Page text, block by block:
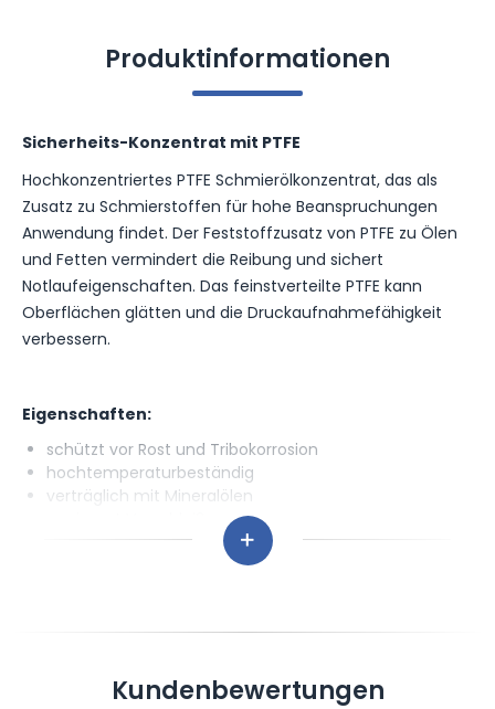
Produktinformationen
Sicherheits-Konzentrat mit PTFE
Hochkonzentriertes PTFE Schmierölkonzentrat, das als
Zusatz zu Schmierstoffen für hohe Beanspruchungen
Anwendung findet. Der Feststoffzusatz von PTFE zu Ölen
und Fetten vermindert die Reibung und sichert
Notlaufeigenschaften. Das feinstverteilte PTFE kann
Oberflächen glätten und die Druckaufnahmefähigkeit
verbessern.
Eigenschaften:
schützt vor Rost und Tribokorrosion
hochtemperaturbeständig
verträglich mit Mineralölen
lange Einsetzbarkeit durch gute oxidative und
thermische Beständigkeit
gute oxidative Beständigkeit
schüttelnKundenbewertungen